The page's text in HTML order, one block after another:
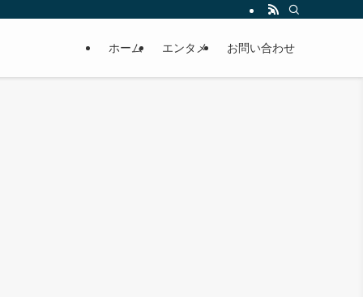
ホーム エンタメ お問い合わせ